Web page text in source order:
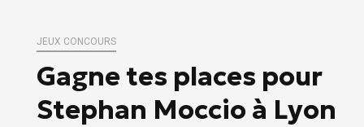
JEUX CONCOURS
Gagne tes places pour
Stephan Moccio à Lyon